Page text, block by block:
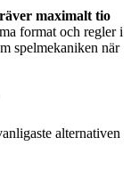
maximalt tio
format och regler i
spelmekaniken när
alternativen